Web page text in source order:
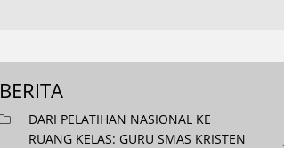
BERITA
DARI PELATIHAN NASIONAL KE
RUANG KELAS: GURU SMAS KRISTEN